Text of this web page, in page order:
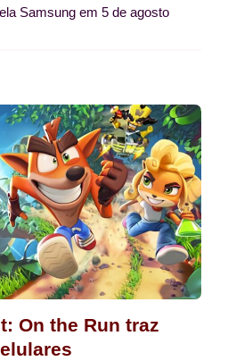
Samsung em 5 de agosto
On the Run traz